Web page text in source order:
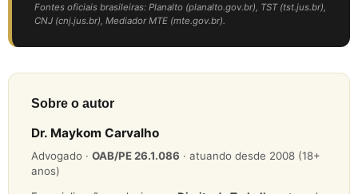
Fontes oficiais brasileiras: Planalto (planalto.gov.br), TST (tst.jus.br),
CNJ (cnj.jus.br), Mediador MTE (mte.gov.br).
Sobre o autor
Dr. Maykom Carvalho
Advogado · OAB/PE 26.1.086 · atuando desde 2008 (18+
anos)